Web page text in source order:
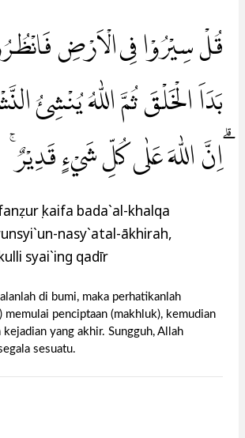
قُلْ سِيْرُوْا فِى الْاَرْضِ
بَدَاَ الْخَلْقَ ثُمَّ اللّٰهُ يُنْشِئُ
ۗاِنَّ اللّٰهَ عَلٰى كُلِّ شَيْءٍ قَدِيْرٌ ۚ
kaifa bada`al-khalqa
nasy`atal-ākhirah,
syai`ing qadīr
di bumi, maka perhatikanlah
memulai penciptaan (makhluk), kemudian
yang akhir. Sungguh, Allah
sesuatu.